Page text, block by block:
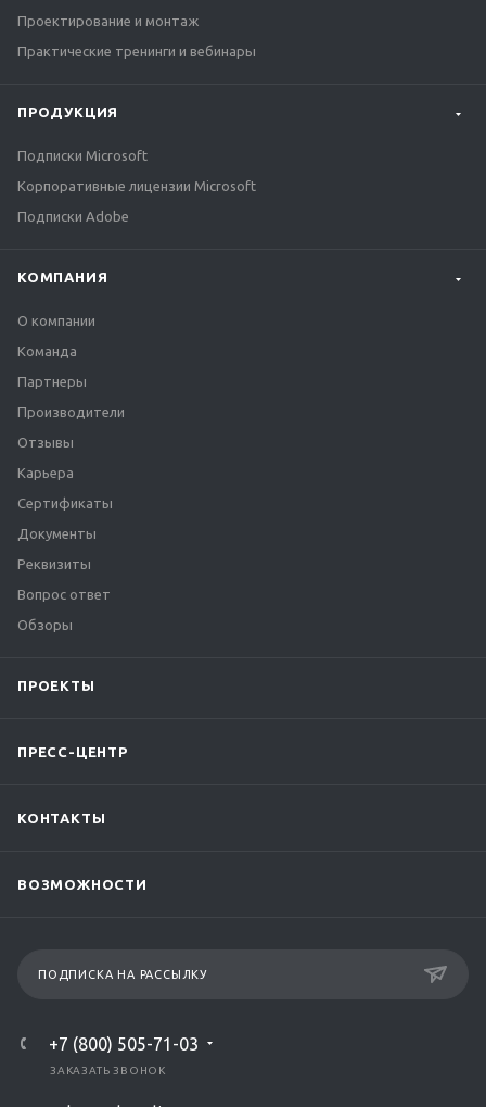
Проектирование и монтаж
Практические тренинги и вебинары
ПРОДУКЦИЯ
Подписки Microsoft
Корпоративные лицензии Microsoft
Подписки Adobe
КОМПАНИЯ
О компании
Команда
Партнеры
Производители
Отзывы
Карьера
Сертификаты
Документы
Реквизиты
Вопрос ответ
Обзоры
ПРОЕКТЫ
ПРЕСС-ЦЕНТР
КОНТАКТЫ
ВОЗМОЖНОСТИ
ПОДПИСКА НА РАССЫЛКУ
+7 (800) 505-71-03
ЗАКАЗАТЬ ЗВОНОК